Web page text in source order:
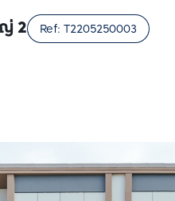
2 Ref: T2205250003
ปรียบเทียบ